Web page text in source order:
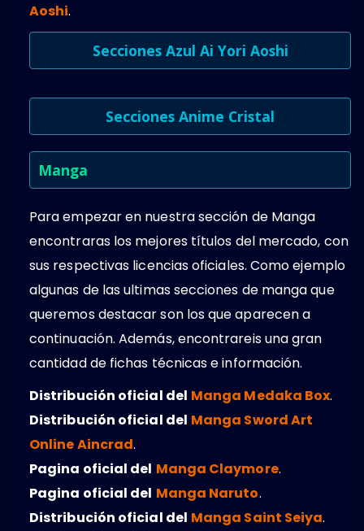
Aoshi.
Secciones Azul Ai Yori Aoshi
Secciones Anime Cristal
Manga
Para empezar en nuestra sección de Manga
encontraras los mejores títulos del mercado, con
sus respectivas licencias oficiales. Como ejemplo
algunas de las ultimas secciones de manga que
queremos destacar son los que aparecen a
continuación. Además, encontrareis una gran
cantidad de fichas técnicas e información.
Distribución oficial del Manga Medaka Box.
Distribución oficial del Manga Sword Art
Online Aincrad.
Pagina oficial del Manga Claymore.
Pagina oficial del Manga Naruto.
Distribución oficial del Manga Saint Seiya.